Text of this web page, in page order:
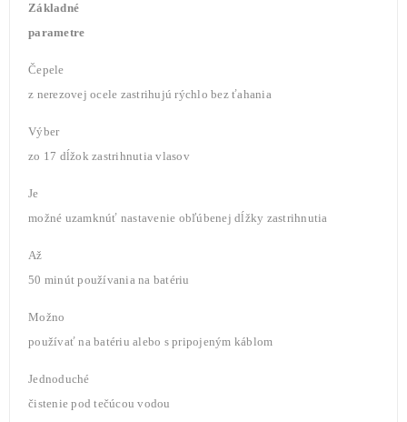
Základné
parametre
Čepele
z nerezovej ocele zastrihujú rýchlo bez ťahania
Výber
zo 17 dĺžok zastrihnutia vlasov
Je
možné uzamknúť nastavenie obľúbenej dĺžky zastrihnutia
Až
50 minút používania na batériu
Možno
používať na batériu alebo s pripojeným káblom
Jednoduché
čistenie pod tečúcou vodou